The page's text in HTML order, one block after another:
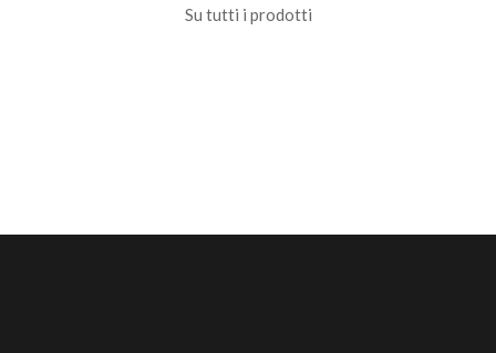
Su tutti i prodotti